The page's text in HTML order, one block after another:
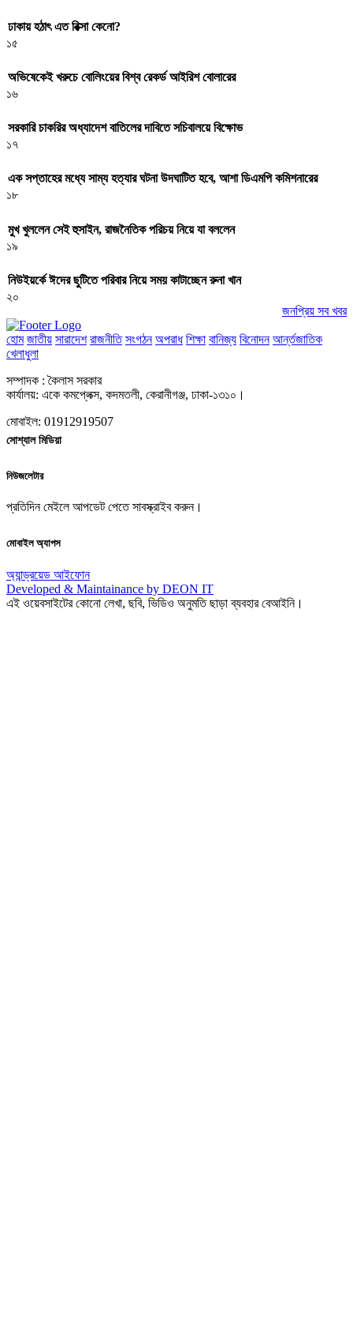
ঢাকায় হঠাৎ এত রিক্সা কেনো?
১৫
অভিষেকেই খরুচে বোলিংয়ের বিশ্ব রেকর্ড আইরিশ বোলারের
১৬
সরকারি চাকরির অধ্যাদেশ বাতিলের দাবিতে সচিবালয়ে বিক্ষোভ
১৭
এক সপ্তাহের মধ্যে সাম্য হত্যার ঘটনা উদঘাটিত হবে, আশা ডিএমপি কমিশনারের
১৮
মুখ খুললেন সেই হুসাইন, রাজনৈতিক পরিচয় নিয়ে যা বললেন
১৯
নিউইয়র্কে ঈদের ছুটিতে পরিবার নিয়ে সময় কাটাচ্ছেন রুনা খান
২০
জনপ্রিয় সব খবর
হোম জাতীয় সারাদেশ রাজনীতি সংগঠন অপরাধ শিক্ষা বানিজ্য বিনোদন আর্ন্তজাতিক
খেলাধুলা
সম্পাদক : কৈলাস সরকার
কার্যালয়: একে কমপ্লেক্স, কদমতলী, কেরানীগঞ্জ, ঢাকা-১৩১০।
মোবাইল: 01912919507
সোশ্যাল মিডিয়া
নিউজলেটার
প্রতিদিন মেইলে আপডেট পেতে সাবস্ক্রাইব করুন।
মোবাইল অ্যাপস
অ্যান্ড্রয়েড আইফোন
Developed & Maintainance by DEON IT
এই ওয়েবসাইটের কোনো লেখা, ছবি, ভিডিও অনুমতি ছাড়া ব্যবহার বেআইনি।